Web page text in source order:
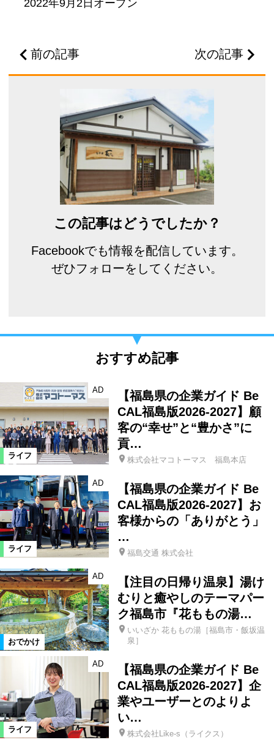
2022年9月2日オープン
前の記事 次の記事
この記事はどうでしたか？
Facebookでも情報を配信しています。
ぜひフォローをしてください。
おすすめ記事
ライフ
AD
【福島県の企業ガイド Be
CAL福島版2026-2027】顧
客の“幸せ”と“豊かさ”に
貢…
株式会社マコトーマス 福島本店
ライフ
AD
【福島県の企業ガイド Be
CAL福島版2026-2027】お
客様からの「ありがとう」
…
福島交通 株式会社
おでかけ
AD
【注目の日帰り温泉】湯け
むりと癒やしのテーマパー
ク福島市『花ももの湯…
いいざか 花ももの湯［福島市・飯坂温
泉］
ライフ
AD
【福島県の企業ガイド Be
CAL福島版2026-2027】企
業やユーザーとのよりよ
い…
株式会社Like-s（ライクス）